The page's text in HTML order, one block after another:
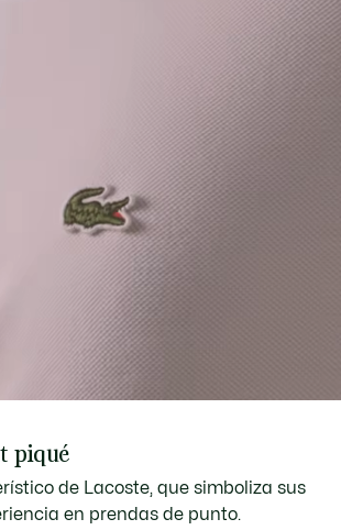
piqué
de Lacoste, que simboliza sus
en prendas de punto.